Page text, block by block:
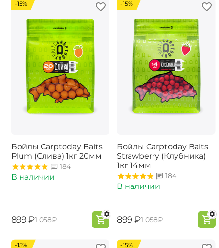
-15%
Бойлы Carptoday Baits
Plum (Слива) 1кг 20мм
184
В наличии
‍899‍ ₽‍1 058‍₽
-15%
Бойлы Carptoday Baits
Strawberry (Клубника)
1кг 14мм
184
В наличии
‍899‍ ₽‍1 058‍₽
-15% -15%